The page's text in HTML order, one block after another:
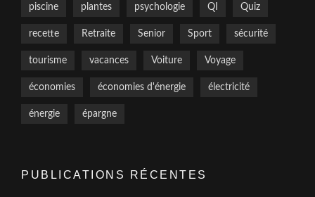
piscine plantes psychologie QI Quiz
recette Retraite Senior Sport sécurité
tourisme vacances Voiture Voyage
économies économies d'énergie électricité
énergie épargne
PUBLICATIONS RÉCENTES